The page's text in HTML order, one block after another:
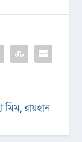
মিম,রায়হান